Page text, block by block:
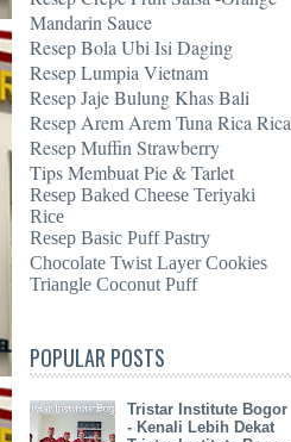
Mandarin Sauce
Resep Bola Ubi Isi Daging
Resep Lumpia Vietnam
Resep Jaje Bulung Khas Bali
Resep Arem Arem Tuna Rica Rica
Resep Muffin Strawberry
Tips Membuat Pie & Tarlet
Resep Baked Cheese Teriyaki
Rice
Resep Basic Puff Pastry
Chocolate Twist Layer Cookies
Triangle Coconut Puff
POPULAR POSTS
Tristar Institute Bogor
- Kenali Lebih Dekat